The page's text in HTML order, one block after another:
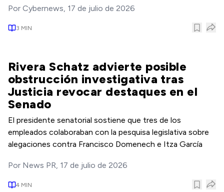
Por Cybernews, 17 de julio de 2026
3 MIN
Rivera Schatz advierte posible
obstrucción investigativa tras
Justicia revocar destaques en el
Senado
El presidente senatorial sostiene que tres de los
empleados colaboraban con la pesquisa legislativa sobre
alegaciones contra Francisco Domenech e Itza García
Por News PR, 17 de julio de 2026
4 MIN